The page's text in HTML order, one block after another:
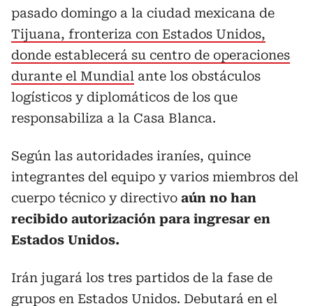
pasado domingo a la ciudad mexicana de
Tijuana, fronteriza con Estados Unidos,
donde establecerá su centro de operaciones
durante el Mundial ante los obstáculos
logísticos y diplomáticos de los que
responsabiliza a la Casa Blanca.
Según las autoridades iraníes, quince
integrantes del equipo y varios miembros del
cuerpo técnico y directivo aún no han
recibido autorización para ingresar en
Estados Unidos.
Irán jugará los tres partidos de la fase de
grupos en Estados Unidos. Debutará en el